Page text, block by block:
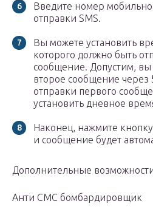
Введите номер
отправки SMS.
Вы можете установить
которого должно быть
сообщение. Допустим, вы
второе сообщение через
отправки первого
установить дневное
Наконец, нажмите
и сообщение будет
Дополнительные
Анти СМС бомбардировщик